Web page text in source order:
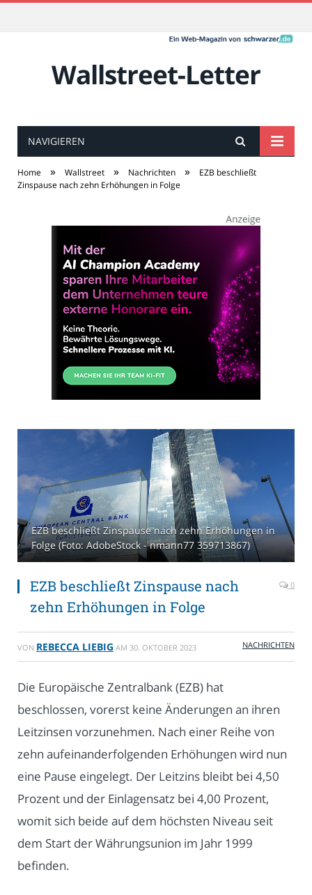
Wallstreet-Letter
NAVIGIEREN
Home » Wallstreet » Nachrichten »
EZB beschließt
Zinspause nach zehn Erhöhungen in Folge
EZB beschließt Zinspause nach zehn Erhöhungen in
Folge (Foto: AdobeStock - nmann77 359713867)
EZB beschließt Zinspause nach
zehn Erhöhungen in Folge
0
VON REBECCA LIEBIG AM 30. OKTOBER 2023 NACHRICHTEN
Die Europäische Zentralbank (EZB) hat
beschlossen, vorerst keine Änderungen an ihren
Leitzinsen vorzunehmen. Nach einer Reihe von
zehn aufeinanderfolgenden Erhöhungen wird nun
eine Pause eingelegt. Der Leitzins bleibt bei 4,50
Prozent und der Einlagensatz bei 4,00 Prozent,
womit sich beide auf dem höchsten Niveau seit
dem Start der Währungsunion im Jahr 1999
befinden.